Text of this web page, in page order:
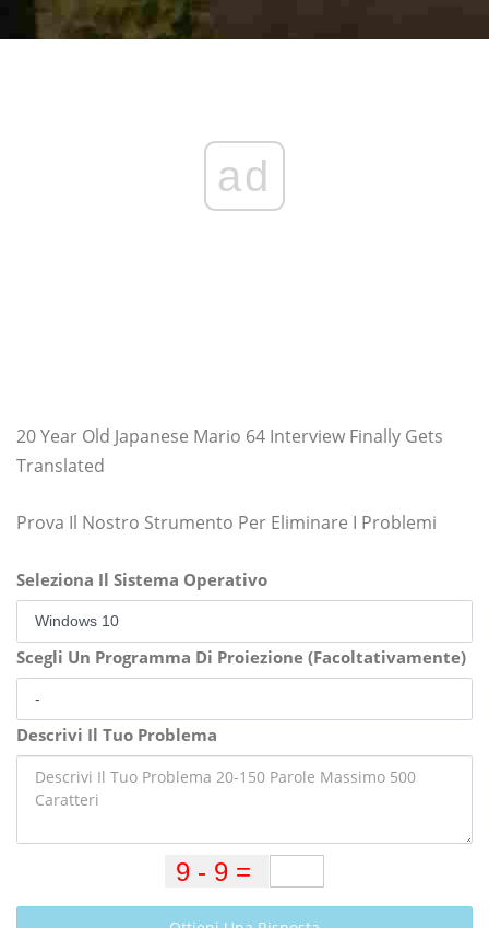
ad
20 Year Old Japanese Mario 64 Interview Finally Gets
Translated
Prova Il Nostro Strumento Per Eliminare I Problemi
Seleziona Il Sistema Operativo
Scegli Un Programma Di Proiezione (Facoltativamente)
Descrivi Il Tuo Problema